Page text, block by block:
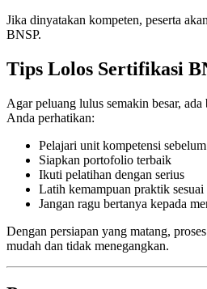
Jika dinyatakan kompeten, peserta
BNSP.
Tips Lolos Sertifikasi
Agar peluang lulus semakin besar,
Anda perhatikan:
Pelajari unit kompetensi
Siapkan portofolio terbaik
Ikuti pelatihan dengan serius
Latih kemampuan praktik sesuai
Jangan ragu bertanya kepada
Dengan persiapan yang matang,
mudah dan tidak menegangkan.